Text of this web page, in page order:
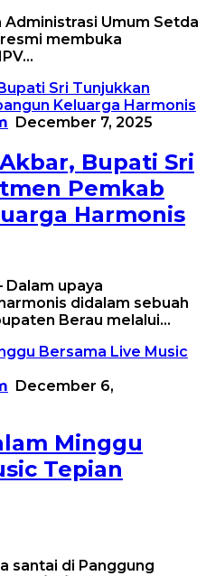
Administrasi Umum Setda
membuka
December 7, 2025
Bupati Sri
Pemkab
Harmonis
Dalam upaya
didalam sebuah
Berau melalui…
December 6,
Minggu
Tepian
santai di Panggung